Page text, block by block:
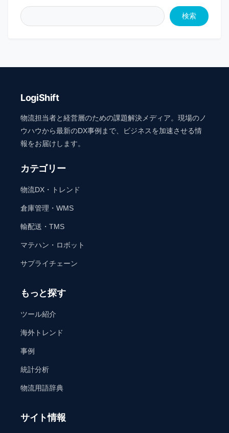
検索
LogiShift
物流担当者と経営層のための課題解決メディア。現場のノ
ウハウから最新のDX事例まで、ビジネスを加速させる情
報をお届けします。
カテゴリー
物流DX・トレンド
倉庫管理・WMS
輸配送・TMS
マテハン・ロボット
サプライチェーン
もっと探す
ツール紹介
海外トレンド
事例
統計分析
物流用語辞典
サイト情報